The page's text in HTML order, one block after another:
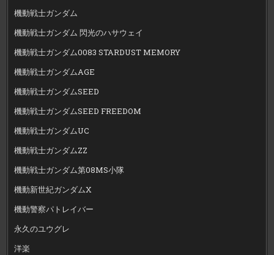
機動戦士ガンダム
機動戦士ガンダム 閃光のハサウェイ
機動戦士ガンダム0083 STARDUST MEMORY
機動戦士ガンダムAGE
機動戦士ガンダムSEED
機動戦士ガンダムSEED FREEDOM
機動戦士ガンダムUC
機動戦士ガンダムZZ
機動戦士ガンダム第08MS小隊
機動新世紀ガンダムX
機動警察パトレイバー
永久のユウグレ
洋楽